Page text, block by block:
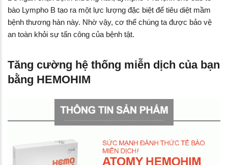
bào Lympho B tạo ra một lực lượng đặc biệt để tiêu diệt mầm
bệnh thương hàn này. Nhờ vậy, cơ thể chúng ta được bảo vệ
an toàn khỏi sự tấn công của bệnh tật.
Tăng cường hệ thống miễn dịch của bạn
bằng HEMOHIM